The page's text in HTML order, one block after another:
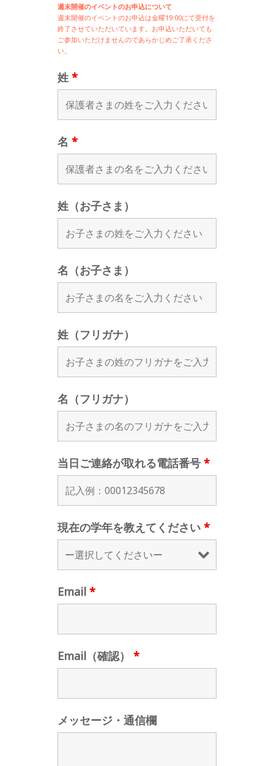
週末開催のイベントのお申込について
週末開催のイベントのお申込は金曜19:00にて受付を
終了させていただいています。お申込いただいても
ご参加いただけませんのであらかじめご了承くださ
い。
姓 *
名 *
姓（お子さま）
名（お子さま）
姓（フリガナ）
名（フリガナ）
当日ご連絡が取れる電話番号 *
現在の学年を教えてください *
Email *
Email（確認） *
メッセージ・通信欄